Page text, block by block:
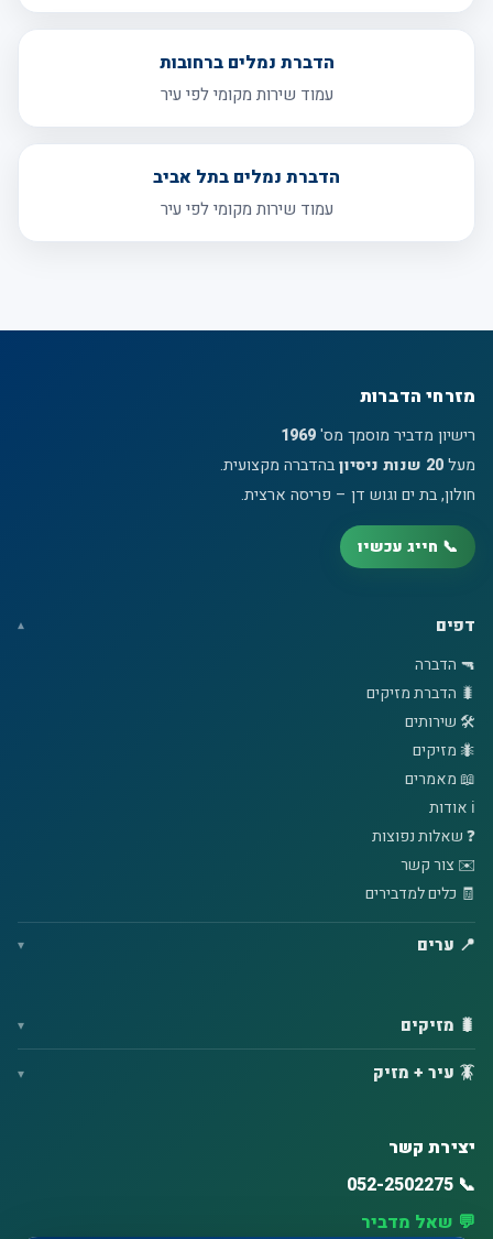
הדברת נמלים ברחובות
עמוד שירות מקומי לפי עיר
הדברת נמלים בתל אביב
עמוד שירות מקומי לפי עיר
מזרחי הדברות
רישיון מדביר מוסמך מס'1969
מעל20 שנות ניסיון
בהדברה מקצועית.
חולון, בת ים וגוש דן – פריסה ארצית.
📞 חייג עכשיו
דפים
🔫 הדברה
🐛 הדברת מזיקים
🛠️ שירותים
🐜 מזיקים
📖 מאמרים
ℹ️ אודות
❓ שאלות נפוצות
✉️ צור קשר
🧾 כלים למדבירים
📍 ערים
🐛 מזיקים
🪳 עיר + מזיק
יצירת קשר
📞 052-2502275
💬 שאל מדביר